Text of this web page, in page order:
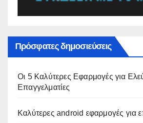
Πρόσφατες δημοσιεύσεις
Οι 5 Καλύτερες Εφαρμογές για
Επαγγελματίες
Καλύτερες android εφαρμογές για